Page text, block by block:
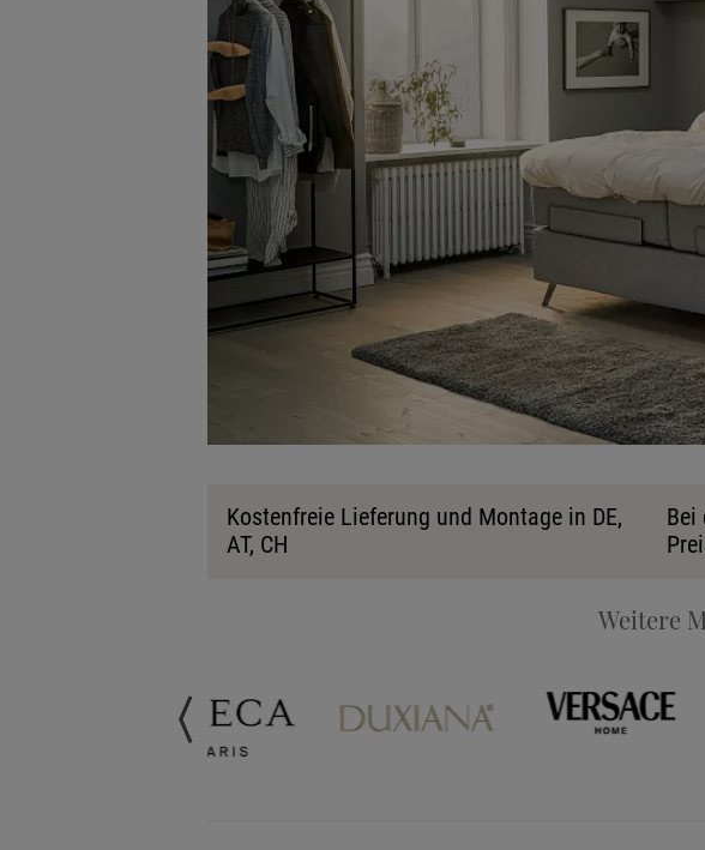
Kostenfreie Lieferung und Montage in DE,
AT, CH
Bei
Weitere